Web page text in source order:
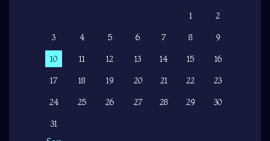
1
2
3
4 5 6 7 8
9
10
11 12 13 14 15
16
17
18 19 20 21 22
23
24
25 26 27 28 29
30
31